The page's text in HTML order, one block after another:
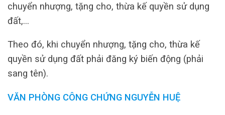
chuyển nhượng, tặng cho, thừa kế quyền sử dụng
đất,…
Theo đó, khi chuyển nhượng, tặng cho, thừa kế
quyền sử dụng đất phải đăng ký biến động (phải
sang tên).
VĂN PHÒNG CÔNG CHỨNG NGUYỄN HUỆ